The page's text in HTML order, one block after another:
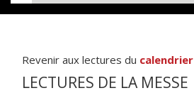
Revenir aux lectures du
LECTURES DE LA MESSE